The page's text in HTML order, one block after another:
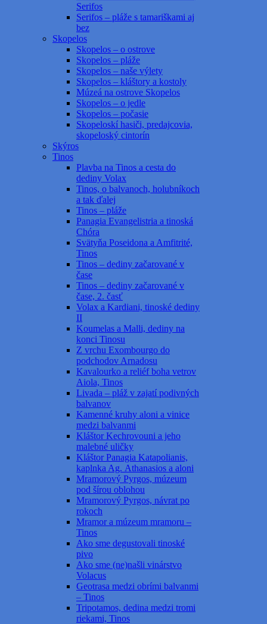
Serifos
Serifos – pláže s tamariškami aj
bez
Skopelos
Skopelos – o ostrove
Skopelos – pláže
Skopelos – naše výlety
Skopelos – kláštory a kostoly
Múzeá na ostrove Skopelos
Skopelos – o jedle
Skopelos – počasie
Skopeloskí hasiči, predajcovia,
skopeloský cintorín
Skýros
Tinos
Plavba na Tinos a cesta do
dediny Volax
Tinos, o balvanoch, holubníkoch
a tak ďalej
Tinos – pláže
Panagia Evangelistria a tinoská
Chóra
Svätyňa Poseidona a Amfitrité,
Tinos
Tinos – dediny začarované v
čase
Tinos – dediny začarované v
čase, 2. časť
Volax a Kardiani, tinoské dediny
II
Koumelas a Malli, dediny na
konci Tinosu
Z vrchu Exombourgo do
podchodov Arnadosu
Kavalourko a reliéf boha vetrov
Aiola, Tinos
Livada – pláž v zajatí podivných
balvanov
Kamenné kruhy aloni a vinice
medzi balvanmi
Kláštor Kechrovouni a jeho
malebné uličky
Kláštor Panagia Katapolianis,
kaplnka Ag. Athanasios a aloni
Mramorový Pyrgos, múzeum
pod šírou oblohou
Mramorový Pyrgos, návrat po
rokoch
Mramor a múzeum mramoru –
Tinos
Ako sme degustovali tinoské
pivo
Ako sme (ne)našli vinárstvo
Volacus
Geotrasa medzi obrími balvanmi
– Tinos
Tripotamos, dedina medzi tromi
riekami, Tinos